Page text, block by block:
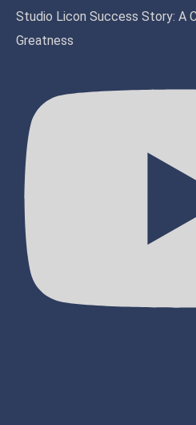
Studio Licon Success Story: A
Greatness